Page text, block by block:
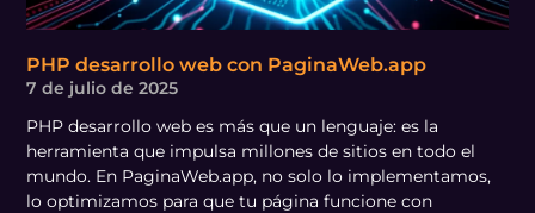
PHP desarrollo web con PaginaWeb.app
7 de julio de 2025
PHP desarrollo web es más que un lenguaje: es la
herramienta que impulsa millones de sitios en todo el
mundo. En PaginaWeb.app, no solo lo implementamos,
lo optimizamos para que tu página funcione con